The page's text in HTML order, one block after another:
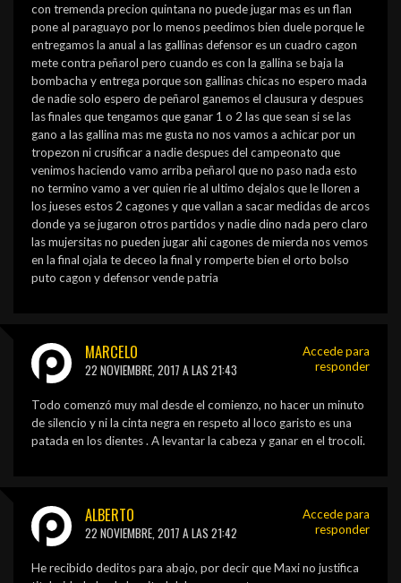
con tremenda precion quintana no puede jugar mas es un flan
pone al paraguayo por lo menos peedimos bien duele porque le
entregamos la anual a las gallinas defensor es un cuadro cagon
mete contra peñarol pero cuando es con la gallina se baja la
bombacha y entrega porque son gallinas chicas no espero mada
de nadie solo espero de peñarol ganemos el clausura y despues
las finales que tengamos que ganar 1 o 2 las que sean si se las
gano a las gallina mas me gusta no nos vamos a achicar por un
tropezon ni crusificar a nadie despues del campeonato que
venimos haciendo vamo arriba peñarol que no paso nada esto
no termino vamo a ver quien rie al ultimo dejalos que le lloren a
los jueses estos 2 cagones y que vallan a sacar medidas de arcos
donde ya se jugaron otros partidos y nadie dino nada pero claro
las mujersitas no pueden jugar ahi cagones de mierda nos vemos
en la final ojala te deceo la final y romperte bien el orto bolso
puto cagon y defensor vende patria
MARCELO
22 NOVIEMBRE, 2017 A LAS 21:43
Todo comenzó muy mal desde el comienzo, no hacer un minuto
de silencio y ni la cinta negra en respeto al loco garisto es una
patada en los dientes . A levantar la cabeza y ganar en el trocoli.
Accede para
responder
ALBERTO
22 NOVIEMBRE, 2017 A LAS 21:42
He recibido deditos para abajo, por decir que Maxi no justifica
Accede para
responder